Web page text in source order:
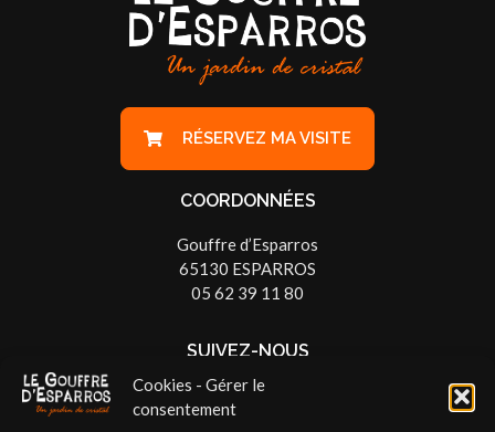
Cookies - Gérer le
consentement
RÉSERVEZ MA VISITE
COORDONNÉES
Gouffre d’Esparros
65130 ESPARROS
05 62 39 11 80
SUIVEZ-NOUS